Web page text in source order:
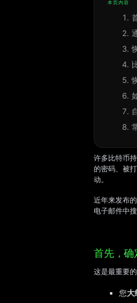
本页内容
许多比特币
的密码、被
动。
近年来发布
电子邮件中
首先，确
这是最重要
您大